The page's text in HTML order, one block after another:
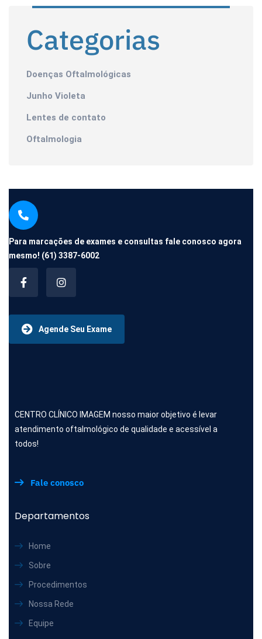
Categorias
Doenças Oftalmológicas
Junho Violeta
Lentes de contato
Oftalmologia
Para marcações de exames e consultas fale conosco agora
mesmo! (61) 3387-6002
Agende Seu Exame
CENTRO CLÍNICO IMAGEM nosso maior objetivo é levar
atendimento oftalmológico de qualidade e acessível a
todos!
Fale conosco
Departamentos
Home
Sobre
Procedimentos
Nossa Rede
Equipe